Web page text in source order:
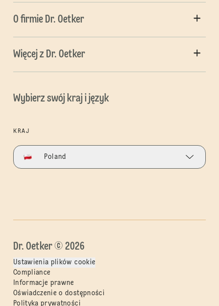
O firmie Dr. Oetker
Więcej z Dr. Oetker
Wybierz swój kraj i język
KRAJ
Poland
Dr. Oetker © 2026
Ustawienia plików cookie
Compliance
Informacje prawne
Oświadczenie o dostępności
Polityka prywatności